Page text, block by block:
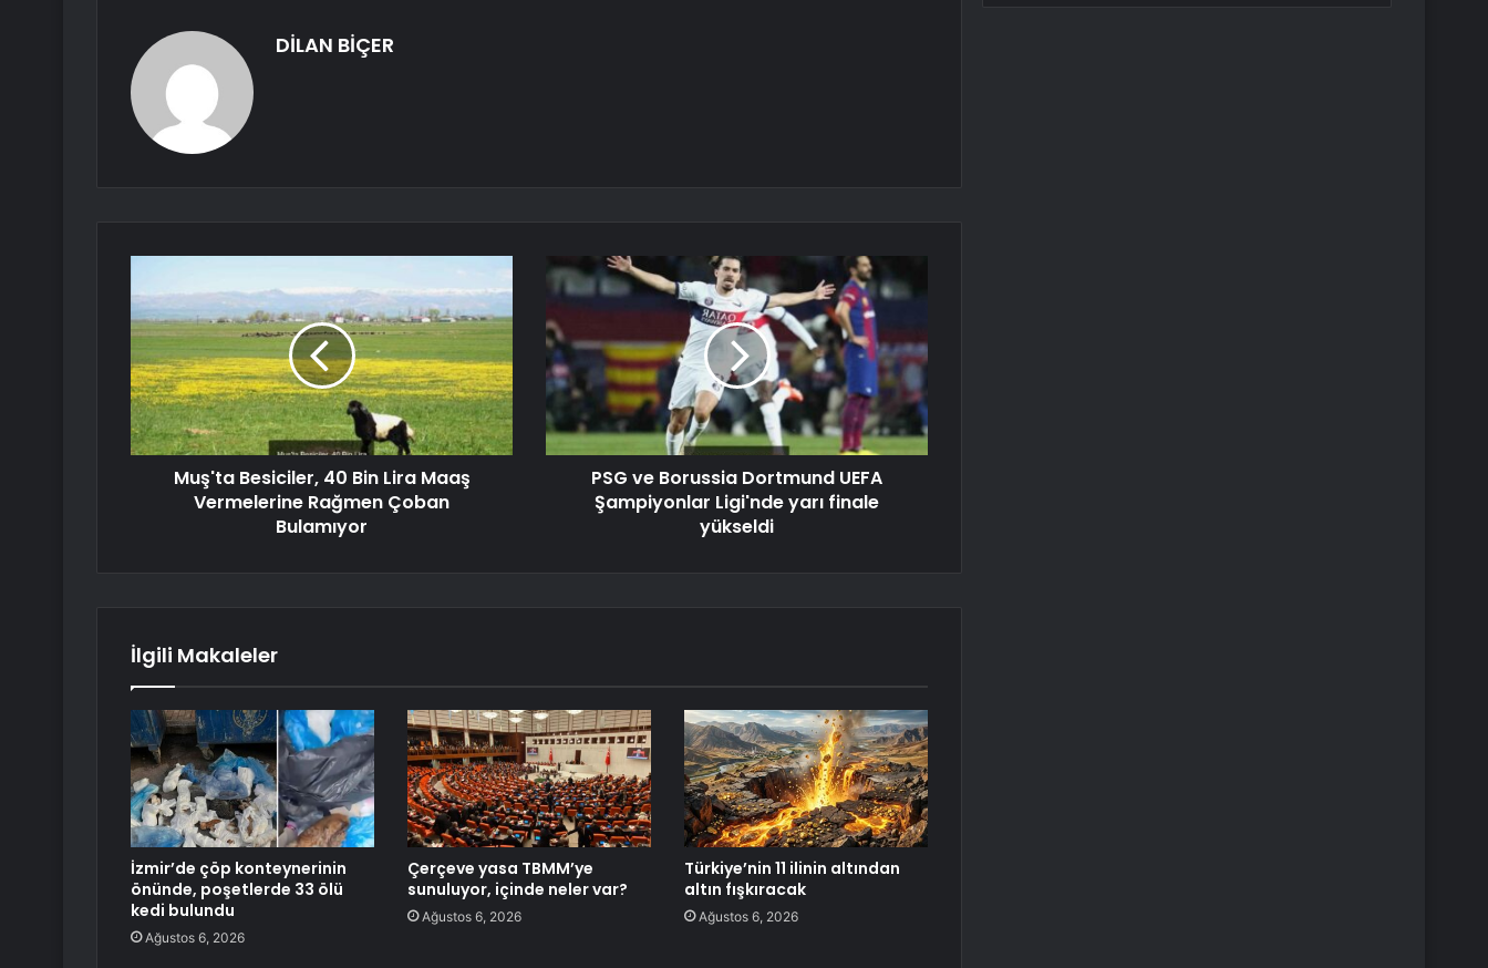
DİLAN BİÇER
Muş'ta Besiciler, 40 Bin Lira Maaş
Vermelerine Rağmen Çoban
Bulamıyor
PSG ve Borussia Dortmund UEFA
Şampiyonlar Ligi'nde yarı finale
yükseldi
İlgili Makaleler
İzmir’de çöp konteynerinin
önünde, poşetlerde 33 ölü
kedi bulundu
Ağustos 6, 2026
Çerçeve yasa TBMM’ye
sunuluyor, içinde neler var?
Ağustos 6, 2026
Türkiye’nin 11 ilinin altından
altın fışkıracak
Ağustos 6, 2026